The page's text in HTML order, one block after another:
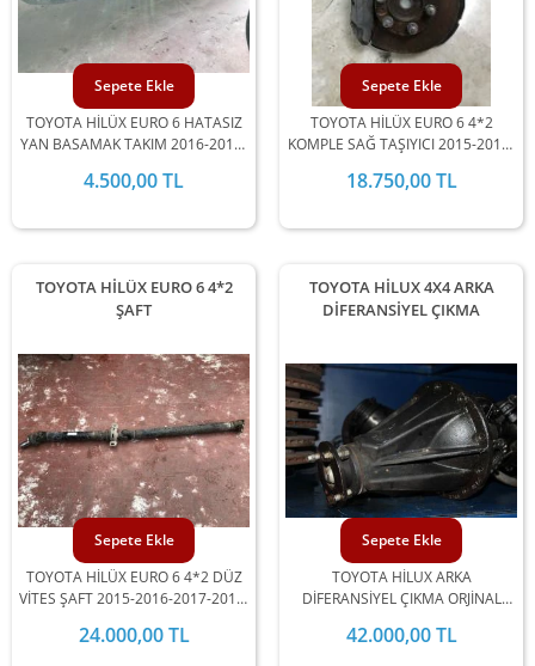
TOYOTA HİLÜX EURO 6 HATASIZ
YAN BASAMAK TAKIM 2016-2017-
4.500,00 TL
Sepete Ekle
TOYOTA HİLÜX EURO 6 4*2
KOMPLE SAĞ TAŞIYICI 2015-2016-
18.750,00 TL
Sepete Ekle
TOYOTA HİLÜX EURO 6 4*2
ŞAFT
TOYOTA HİLÜX EURO 6 4*2 DÜZ
VİTES ŞAFT 2015-2016-2017-2018-
24.000,00 TL
Sepete Ekle
TOYOTA HİLUX 4X4 ARKA
DİFERANSİYEL ÇIKMA
TOYOTA HİLUX ARKA
DİFERANSİYEL ÇIKMA ORJİNAL
ARALIĞINDA STOKLARIMIZDA
42.000,00 TL
Sepete Ekle